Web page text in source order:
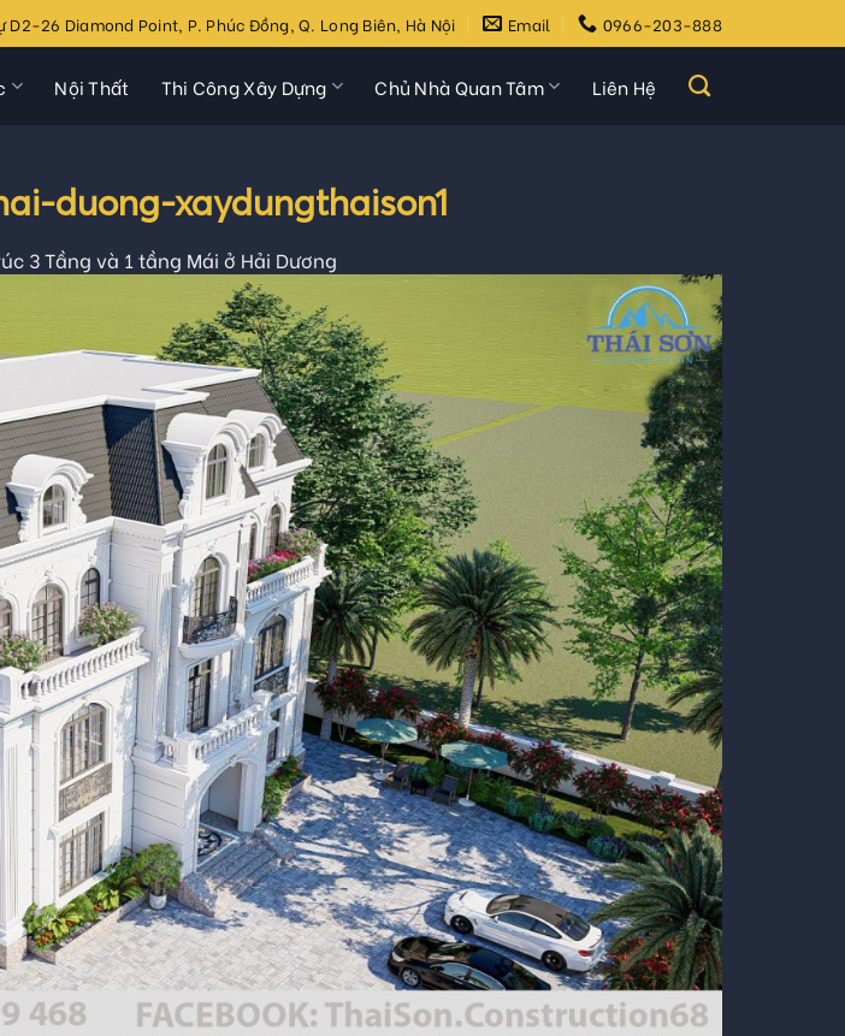
D2-26 Diamond Point, P. Phúc Đồng, Q. Long Biên, Hà Nội Email 0966-203-888
Nội Thất Thi Công Xây Dựng Chủ Nhà Quan Tâm Liên Hệ
duong-xaydungthaison1
3 Tầng và 1 tầng Mái ở Hải Dương